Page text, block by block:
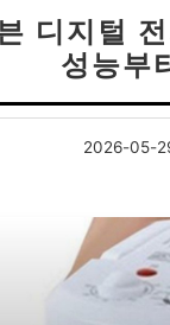
디지털
성능부
2026-05-